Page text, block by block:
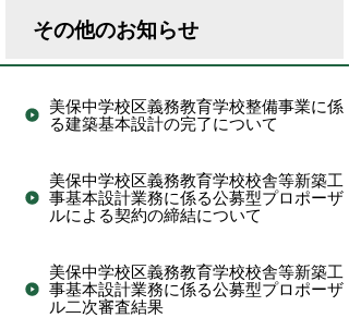
その他のお知らせ
美保中学校区義務教育学校整備事業に係
る建築基本設計の完了について
美保中学校区義務教育学校校舎等新築工
事基本設計業務に係る公募型プロポーザ
ルによる契約の締結について
美保中学校区義務教育学校校舎等新築工
事基本設計業務に係る公募型プロポーザ
ル二次審査結果